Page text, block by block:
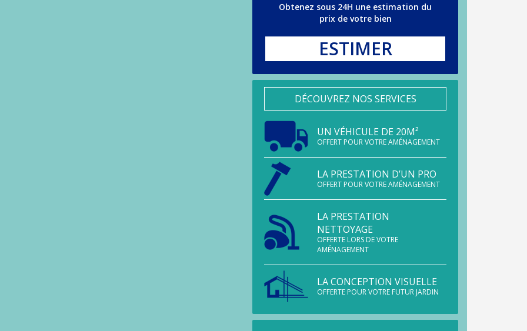
Obtenez sous 24H une estimation du
prix de votre bien
ESTIMER
DÉCOUVREZ NOS SERVICES
UN VÉHICULE DE 20M²
OFFERT POUR VOTRE AMÉNAGEMENT
LA PRESTATION D’UN PRO
OFFERT POUR VOTRE AMÉNAGEMENT
LA PRESTATION
NETTOYAGE
OFFERTE LORS DE VOTRE
AMÉNAGEMENT
LA CONCEPTION VISUELLE
OFFERTE POUR VOTRE FUTUR JARDIN